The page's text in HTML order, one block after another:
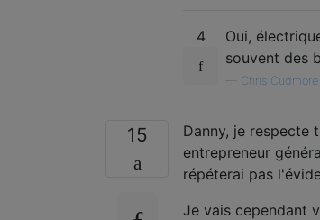
4
Oui,
souvent des
Chris Cudmore
15
Danny, je respecte
entrepreneur
répéterai pas
Je vais cependant